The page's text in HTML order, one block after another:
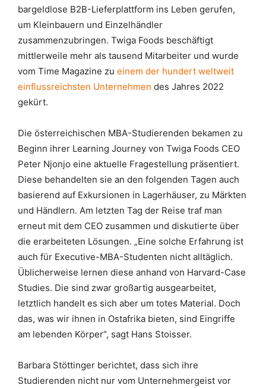
bargeldlose B2B-Lieferplattform ins Leben gerufen,
um Kleinbauern und Einzelhändler
zusammenzubringen. Twiga Foods beschäftigt
mittlerweile mehr als tausend Mitarbeiter und wurde
vom Time Magazine zu einem der hundert weltweit
einflussreichsten Unternehmen des Jahres 2022
gekürt.
Die österreichischen MBA-Studierenden bekamen zu
Beginn ihrer Learning Journey von Twiga Foods CEO
Peter Njonjo eine aktuelle Fragestellung präsentiert.
Diese behandelten sie an den folgenden Tagen auch
basierend auf Exkursionen in Lagerhäuser, zu Märkten
und Händlern. Am letzten Tag der Reise traf man
erneut mit dem CEO zusammen und diskutierte über
die erarbeiteten Lösungen. „Eine solche Erfahrung ist
auch für Executive-MBA-Studenten nicht alltäglich.
Üblicherweise lernen diese anhand von Harvard-Case
Studies. Die sind zwar großartig ausgearbeitet,
letztlich handelt es sich aber um totes Material. Doch
das, was wir ihnen in Ostafrika bieten, sind Eingriffe
am lebenden Körper“, sagt Hans Stoisser.
Barbara Stöttinger berichtet, dass sich ihre
Studierenden nicht nur vom Unternehmergeist vor